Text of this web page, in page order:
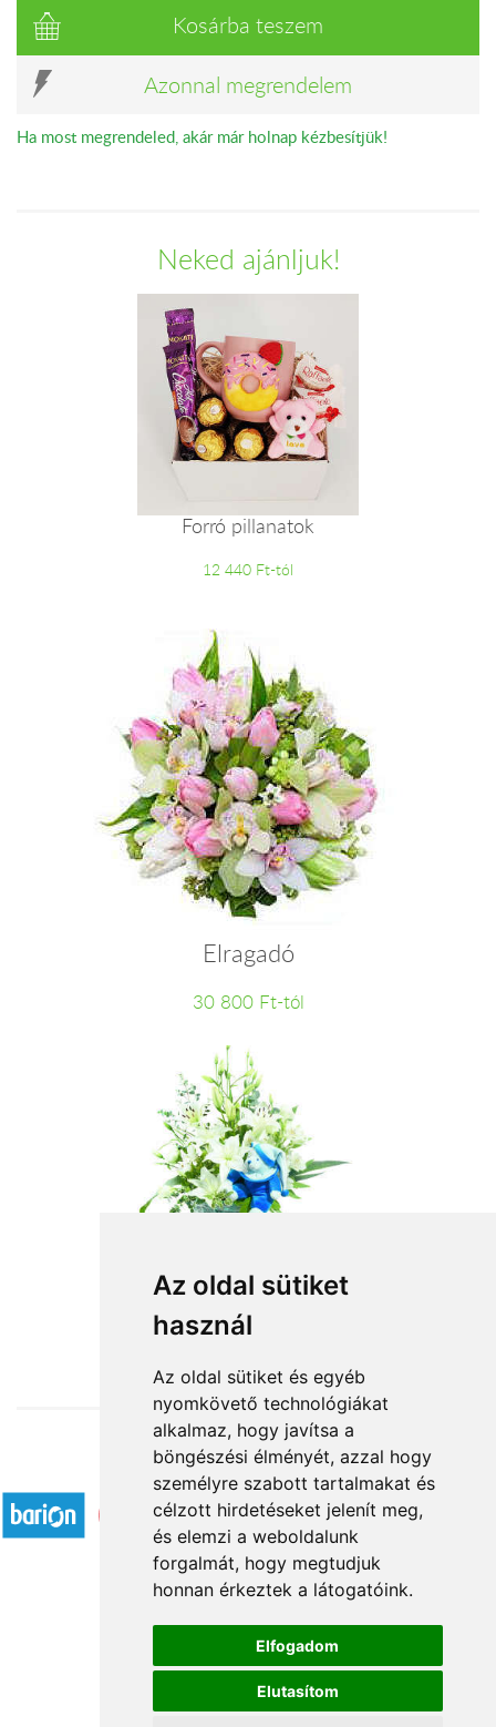
Az oldal sütiket
használ
Az oldal sütiket és egyéb
nyomkövető technológiákat
alkalmaz, hogy javítsa a
böngészési élményét, azzal hogy
személyre szabott tartalmakat és
célzott hirdetéseket jelenít meg,
és elemzi a weboldalunk
forgalmát, hogy megtudjuk
honnan érkeztek a látogatóink.
Elfogadom
Elutasítom
Kosárba teszem
Azonnal megrendelem
Ha most megrendeled, akár már holnap kézbesítjük!
Neked ajánljuk!
Forró pillanatok
12 440 Ft-tól
Elragadó
30 800 Ft-tól
Virágkosár kisfiú születésére
30 400 Ft-tól
Elfogadott fizetési módok
Á.SZ.F.
Impresszum
Adatkezelési tájékoztató